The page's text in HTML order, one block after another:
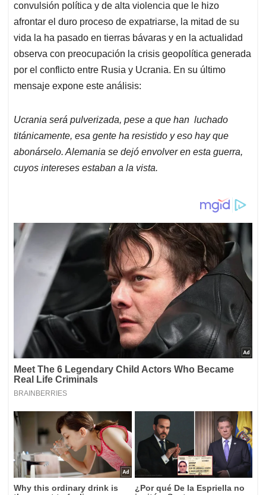
convulsión política y de alta violencia que le hizo
afrontar el duro proceso de expatriarse, la mitad de su
vida la ha pasado en tierras bávaras y en la actualidad
observa con preocupación la crisis geopolítica generada
por el conflicto entre Rusia y Ucrania. En su último
mensaje expone este análisis:
Ucrania será pulverizada, pese a que han luchado
titánicamente, esa gente ha resistido y eso hay que
abonárselo. Alemania se dejó envolver en esta guerra,
cuyos intereses estaban a la vista.